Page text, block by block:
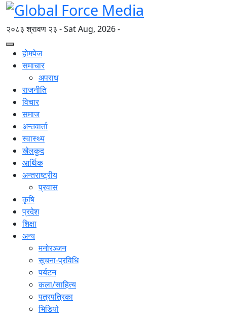
२०८३ श्रावण २३ - Sat Aug, 2026 -
होमपेज
समाचार
अपराध
राजनीति
विचार
समाज
अन्तवार्ता
स्वास्थ्य
खेलकुद
आर्थिक
अन्तराष्ट्रीय
प्रवास
कृषि
प्रदेश
शिक्षा
अन्य
मनोरञ्जन
सूचना-प्रविधि
पर्यटन
कला/साहित्य
पत्रपत्रिका
भिडियो